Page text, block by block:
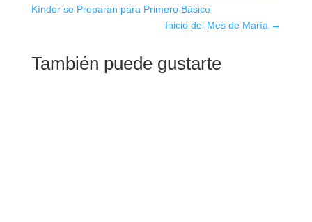
Kínder se Preparan para Primero Básico
Inicio del Mes de María →
También puede gustarte